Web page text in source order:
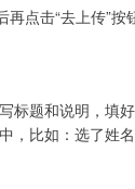
再点击“去上传”
标题和说明，填
，比如：选了姓